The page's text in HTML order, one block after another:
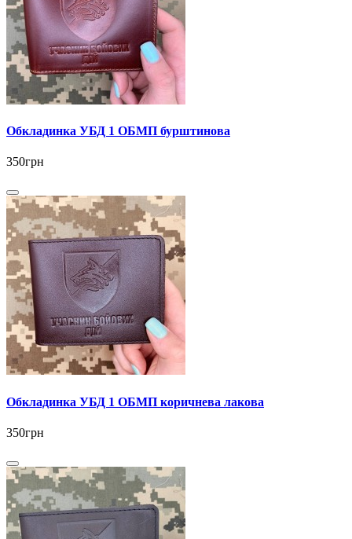
Обкладинка УБД 1 ОБМП бурштинова
350грн
Обкладинка УБД 1 ОБМП коричнева лакова
350грн